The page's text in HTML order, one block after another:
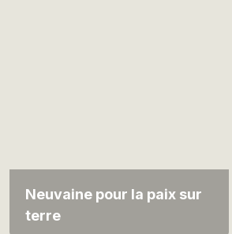
Neuvaine pour la paix sur
terre